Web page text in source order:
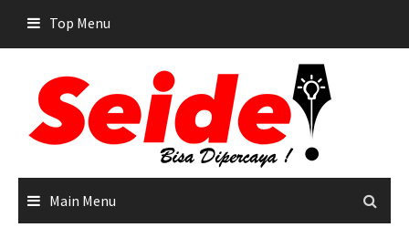
content
Top Menu
Main Menu